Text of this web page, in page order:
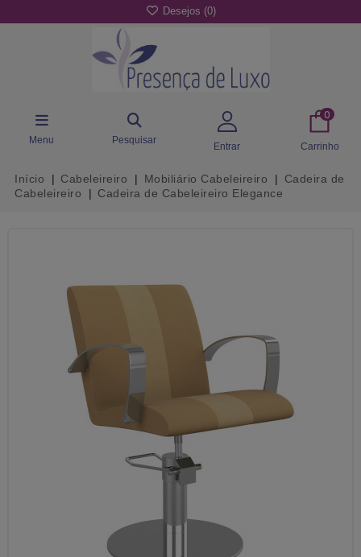
Desejos (0)
Menu Pesquisar
Entrar
0
Carrinho
Início Cabeleireiro Mobiliário Cabeleireiro
Cadeira de
Cabeleireiro
Cadeira de Cabeleireiro Elegance